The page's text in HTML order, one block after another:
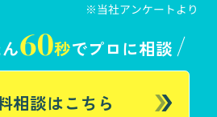
※当社アンケートより
60秒でプロに相談
相談はこちら